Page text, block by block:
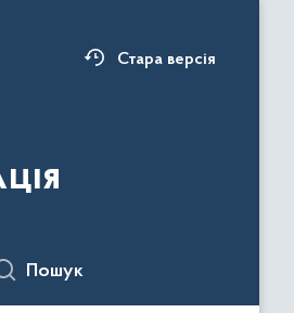
Стара версія
Пошук